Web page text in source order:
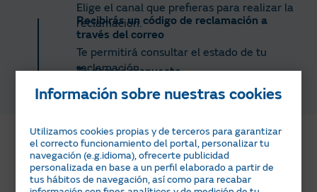
Elige el canal que prefieras para realizar la
reclamación.
Recibirás un código de reclamación a
través del correo
Te permitirá consultar el estado de tu
reclamación.
Te damos respuesta
Recibirás respuesta en un plazo de 30 días.
¿Qué puedo hacer si la respuesta a mi
reclamación no me parece correcta?
Naturgy está adherida al Sistema Arbitral de
Información sobre nuestras cookies
Utilizamos cookies propias y de terceros para garantizar
el correcto funcionamiento del portal, personalizar tu
navegación (e.g.idioma), ofrecerte publicidad
personalizada en base a un perfil elaborado a partir de
tus hábitos de navegación, así como para recabar